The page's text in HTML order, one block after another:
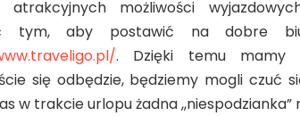
atrakcyjnych możliwości
tym, aby postawić na dobre
. Dzięki temu mamy
się odbędzie, będziemy mogli czuć
w trakcie urlopu żadna ,,niespodzianka”